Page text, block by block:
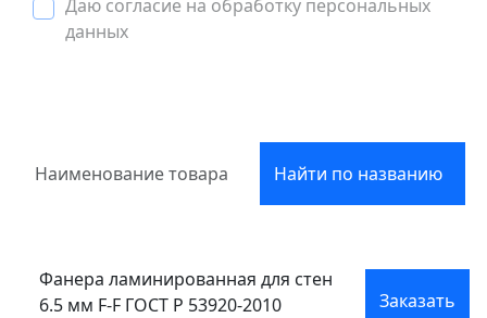
Даю согласие на обработку персональных
данных
Найти по названию
Фанера ламинированная для стен
6.5 мм F-F ГОСТ Р 53920-2010
Заказать